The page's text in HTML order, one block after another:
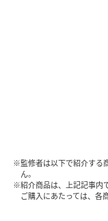
※監修者は以下で紹介する
ん。
※紹介商品は、上記記事内
ご購入にあたっては、各